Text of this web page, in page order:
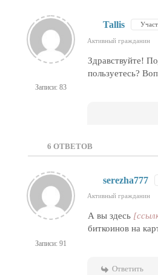
Записи: 83
Tallis
Активный гражданин
Здравствуйте!
пользуетесь?
6 ОТВЕТОВ
Записи: 91
serezha777
Активный гражданин
А вы здесь
биткоинов на
Ответить